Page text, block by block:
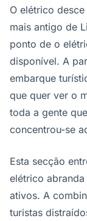
O elétrico
mais antigo de
ponto de o
disponível. A
embarque
que quer ver o
toda a gente
concentrou-se
Esta secção
elétrico
ativos. A
turistas